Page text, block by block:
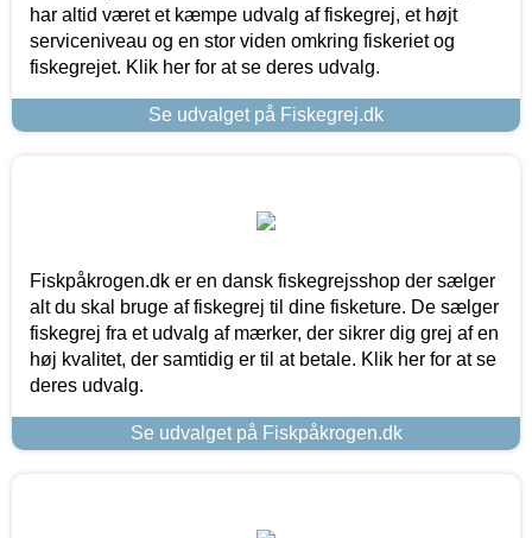
har altid været et kæmpe udvalg af fiskegrej, et højt
serviceniveau og en stor viden omkring fiskeriet og
fiskegrejet. Klik her for at se deres udvalg.
Se udvalget på Fiskegrej.dk
Fiskpåkrogen.dk er en dansk fiskegrejsshop der sælger
alt du skal bruge af fiskegrej til dine fisketure. De sælger
fiskegrej fra et udvalg af mærker, der sikrer dig grej af en
høj kvalitet, der samtidig er til at betale. Klik her for at se
deres udvalg.
Se udvalget på Fiskpåkrogen.dk